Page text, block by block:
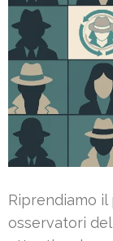
Riprendiamo
osservatori